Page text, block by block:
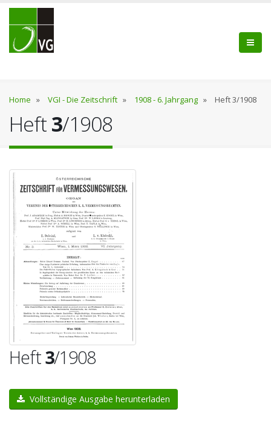
Home » VGI - Die Zeitschrift » 1908 - 6. Jahrgang » Heft 3/1908
Heft3/1908
Heft3/1908
Vollständige Ausgabe herunterladen